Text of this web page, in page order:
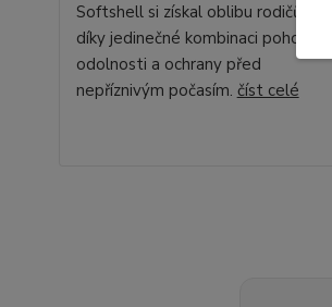
Softshell si získal oblibu rodičů i dětí
díky jedinečné kombinaci pohodlí,
odolnosti a ochrany před
nepříznivým počasím. číst celé